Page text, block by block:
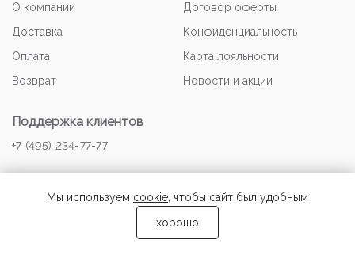
О компании
Доставка
Оплата
Возврат
Договор оферты
Конфиденциальность
Карта лояльности
Новости и акции
Поддержка клиентов
+7 (495) 234-77-77
© 2026 NOONE-OUTLET.RU Авторские права защищены.
Мы используем cookie , чтобы сайт был удобным
хорошо